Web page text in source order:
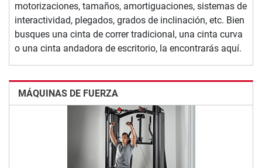
motorizaciones, tamaños, amortiguaciones, sistemas de
interactividad, plegados, grados de inclinación, etc. Bien
busques una cinta de correr tradicional, una cinta curva
o una cinta andadora de escritorio, la encontrarás aquí.
MÁQUINAS DE FUERZA